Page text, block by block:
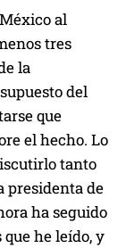
al
tres
la
del
que
el hecho. Lo
tanto
presidenta de
ha seguido
he leído, y